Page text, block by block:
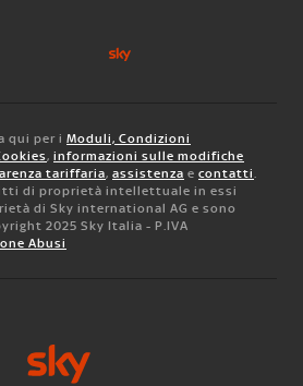
qui per i Moduli, Condizioni
, informazioni sulle modifiche
tariffaria, assistenza e contatti.
di proprietà intellettuale in essi
di Sky international AG e sono
2025 Sky Italia - P.IVA
Abusi